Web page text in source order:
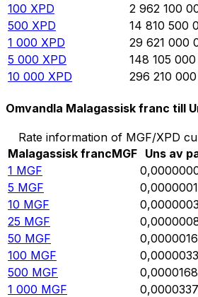
100 XPD 2 962 100
500 XPD 14 810 500
1 000 XPD 29 621 000
5 000 XPD 148 105
10 000 XPD 296 210
Omvandla Malagassisk franc till
Rate information of MGF/XPD
Malagassisk francMGF Uns av
1 MGF
5 MGF
10 MGF
25 MGF
50 MGF
100 MGF
500 MGF
1 000 MGF